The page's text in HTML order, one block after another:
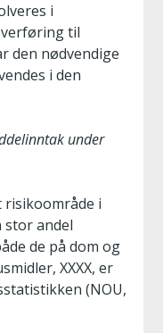
i
til
den nødvendige
i den
under
risikoområde i
andel
de på dom og
XXXX, er
(NOU,